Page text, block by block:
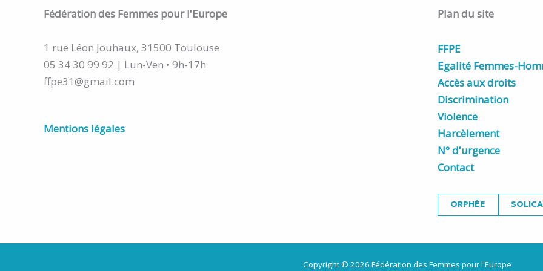
Fédérationdes Femmes pour l'Europe
1 rue Léon Jouhaux, 31500 Toulouse
05 34 30 99 92 | Lun-Ven • 9h-17h
ffpe31@gmail.com
Mentions légales
Plan du site
FFPE
Egalité Femmes-
Accès aux droits
Discrimination
Violence
Harcèlement
N° d'urgence
Contact
ORPHÉE
Copyright © 2026 Fédération des Femmes pour l'Europe